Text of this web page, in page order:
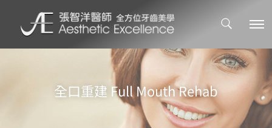
全口重建 Full Mouth Rehab